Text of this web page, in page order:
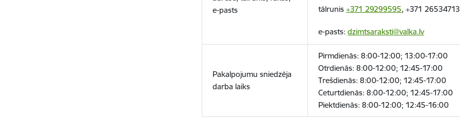
e-pasts
tālrunis+371 29299595, +371 26534713
e-pasts:dzimtsaraksti@valka.lv
Pakalpojumu sniedzēja
darba laiks
Pirmdienās: 8:00-12:00; 13:00-17:00
Otrdienās: 8:00-12:00; 12:45-17:00
Trešdienās: 8:00-12:00; 12:45-17:00
Ceturtdienās: 8:00-12:00; 12:45-17:00
Piektdienās: 8:00-12:00; 12:45-16:00